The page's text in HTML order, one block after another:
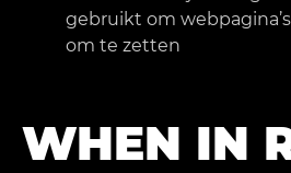
gebruikt om
om te zetten
WHEN IN